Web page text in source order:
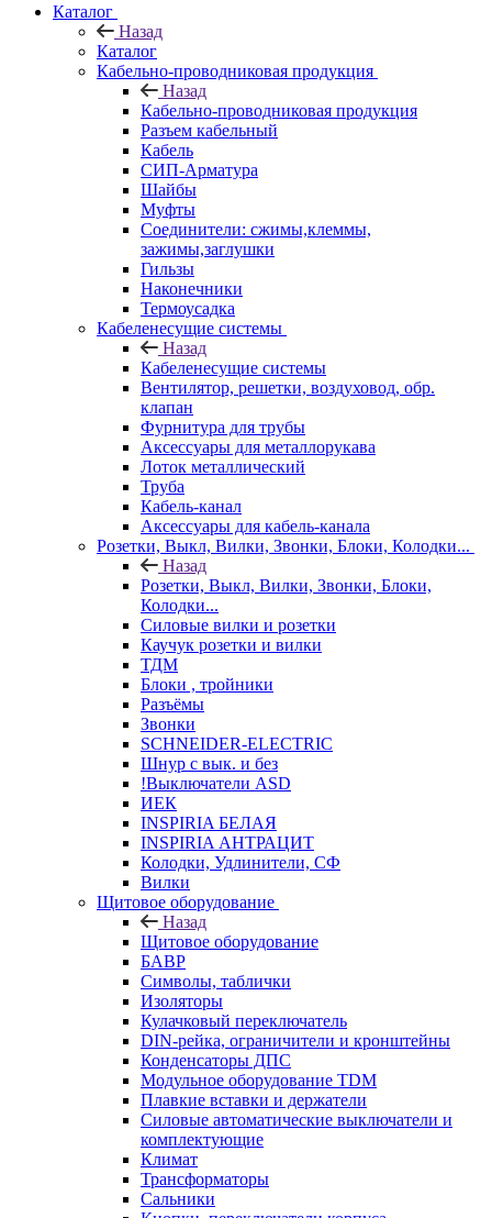
Каталог
Назад
Каталог
Кабельно-проводниковая продукция
Назад
Кабельно-проводниковая продукция
Разъем кабельный
Кабель
СИП-Арматура
Шайбы
Муфты
Соединители: сжимы,клеммы,
зажимы,заглушки
Гильзы
Наконечники
Термоусадка
Кабеленесущие системы
Назад
Кабеленесущие системы
Вентилятор, решетки, воздуховод, обр.
клапан
Фурнитура для трубы
Аксессуары для металлорукава
Лоток металлический
Труба
Кабель-канал
Аксессуары для кабель-канала
Розетки, Выкл, Вилки, Звонки, Блоки, Колодки...
Назад
Розетки, Выкл, Вилки, Звонки, Блоки,
Колодки...
Силовые вилки и розетки
Каучук розетки и вилки
ТДМ
Блоки , тройники
Разъёмы
Звонки
SCHNEIDER-ELECTRIC
Шнур с вык. и без
!Выключатели ASD
ИЕК
INSPIRIA БЕЛАЯ
INSPIRIA АНТРАЦИТ
Колодки, Удлинители, СФ
Вилки
Щитовое оборудование
Назад
Щитовое оборудование
БАВР
Символы, таблички
Изоляторы
Кулачковый переключатель
DIN-рейка, ограничители и кронштейны
Конденсаторы ДПС
Модульное оборудование TDM
Плавкие вставки и держатели
Силовые автоматические выключатели и
комплектующие
Климат
Трансформаторы
Сальники